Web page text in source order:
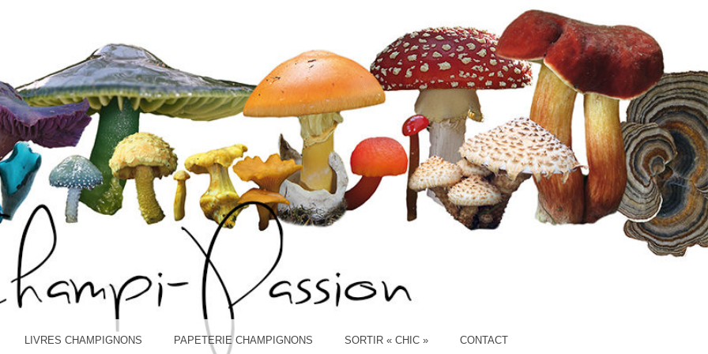
PASSION
LIVRES CHAMPIGNONS PAPETERIE CHAMPIGNONS SORTIR « CHIC » CONTACT